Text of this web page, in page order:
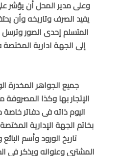
وعلى مدير المحل أن يؤشر
يفيد الصرف وتاريخه وأن
المتسلم إحدى الصور
إلى الجهة ادارية المختصة
جميع الجواهر المخدرة
الإتجار بها وكذا
اليوم ذاته فى دفاتر
بخاتم الجهة الإدارية
تاريخ الورود وأسم
المشترى وعنوانه ويذكر فى